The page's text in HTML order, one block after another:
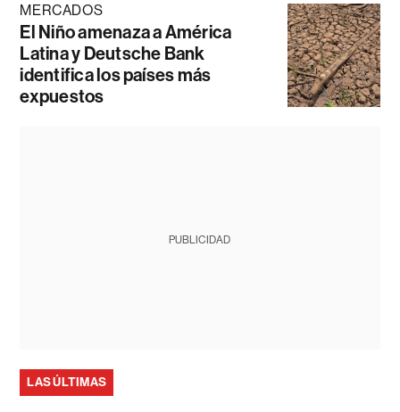
MERCADOS
El Niño amenaza a América
Latina y Deutsche Bank
identifica los países más
expuestos
PUBLICIDAD
LAS ÚLTIMAS